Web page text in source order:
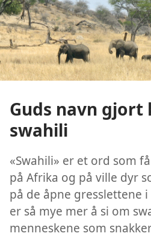
Guds navn gjort
swahili
«Swahili» er et ord som
på Afrika og på ville dyr
på de åpne gresslettene
er så mye mer å si om
menneskene som